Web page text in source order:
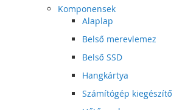
Komponensek
Alaplap
Belső merevlemez
Belső SSD
Hangkártya
Számítógép kiegészítő